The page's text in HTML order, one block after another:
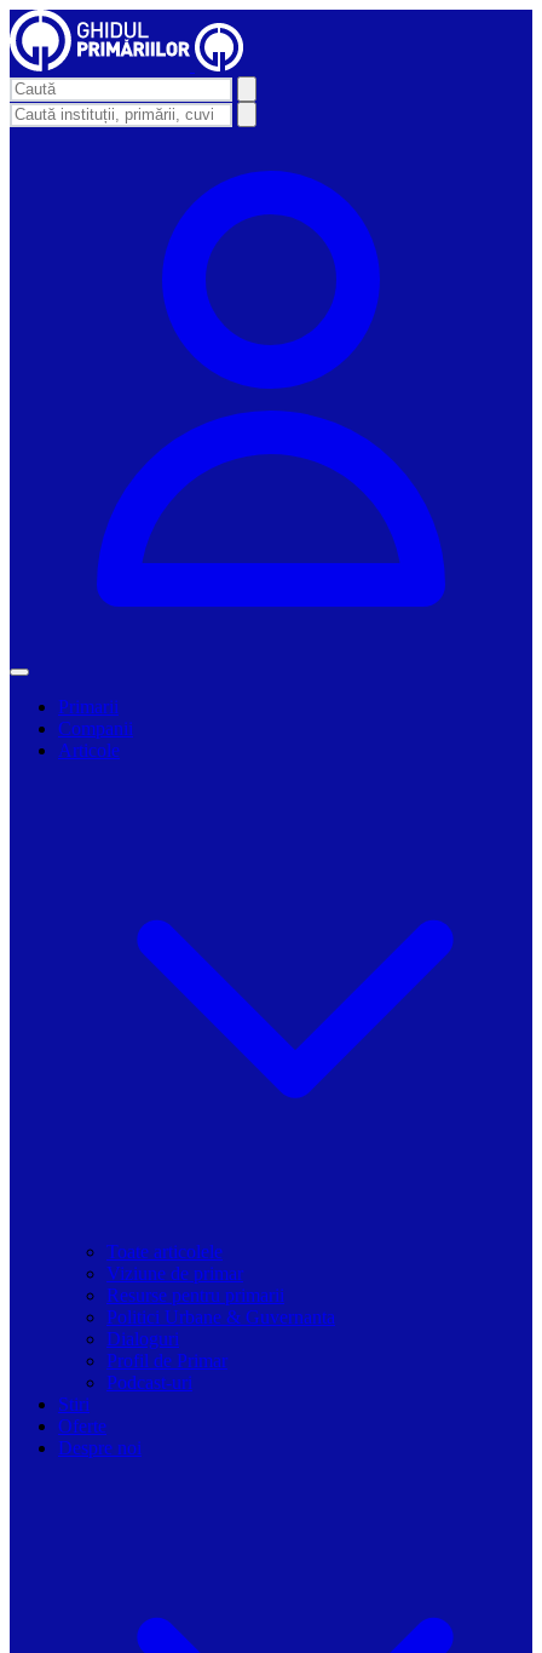
Primarii
Companii
Articole
Toate articolele
Viziune de primar
Resurse pentru primarii
Politici Urbane & Guvernanta
Dialoguri
Profil de Primar
Podcast-uri
Stiri
Oferte
Despre noi